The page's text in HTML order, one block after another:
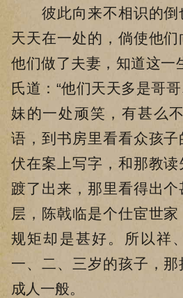
彼此向来不相识的倒
天天在一处的，倘使他
他们做了夫妻，知道这一
氏道：“他们天天多是哥
妹的一处顽笑，有甚么
语，到书房里看看众孩
伏在案上写字，和那教
踱了出来，那里看得出
层，陈戟临是个仕宦世家
规矩却是甚好。所以祥
一、二、三岁的孩子，
成人一般。